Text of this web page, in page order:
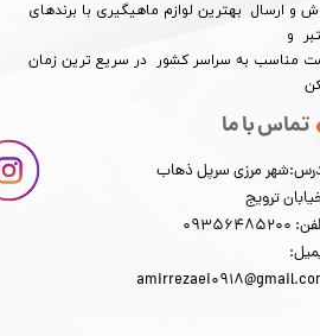
و ارسال بهترین لوازم ماهیگیری با برندهای
و
مناسب به سراسر کشور در سریع ترین زمان
تماس با ما
مرزی سرپل ذهاب
ترویج